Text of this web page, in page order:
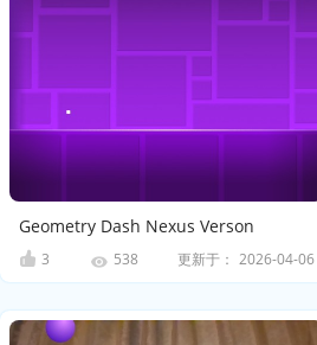
Geometry Dash Nexus Verson
3 538 更新于： 2026-04-06